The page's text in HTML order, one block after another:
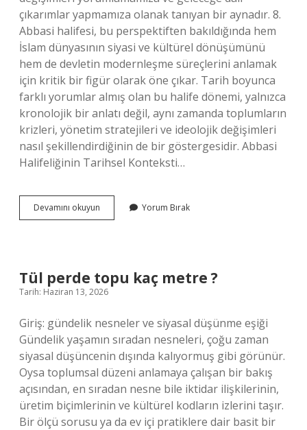
çıkarımlar yapmamıza olanak tanıyan bir aynadır. 8.
Abbasi halifesi, bu perspektiften bakıldığında hem
İslam dünyasının siyasi ve kültürel dönüşümünü
hem de devletin modernleşme süreçlerini anlamak
için kritik bir figür olarak öne çıkar. Tarih boyunca
farklı yorumlar almış olan bu halife dönemi, yalnızca
kronolojik bir anlatı değil, aynı zamanda toplumların
krizleri, yönetim stratejileri ve ideolojik değişimleri
nasıl şekillendirdiğinin de bir göstergesidir. Abbasi
Halifeliğinin Tarihsel Konteksti…
Devamını okuyun Abbâsîler
kuranı
Yorum Bırak
Tül perde topu kaç metre ?
Tarih: Haziran 13, 2026
Giriş: gündelik nesneler ve siyasal düşünme eşiği
Gündelik yaşamın sıradan nesneleri, çoğu zaman
siyasal düşüncenin dışında kalıyormuş gibi görünür.
Oysa toplumsal düzeni anlamaya çalışan bir bakış
açısından, en sıradan nesne bile iktidar ilişkilerinin,
üretim biçimlerinin ve kültürel kodların izlerini taşır.
Bir ölçü sorusu ya da ev içi pratiklere dair basit bir